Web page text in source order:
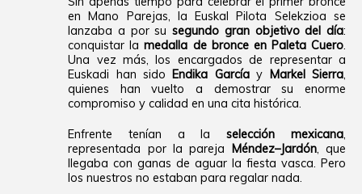
en Mano Parejas, la Euskal Pilota Selekzioa se
lanzaba a por susegundo gran objetivo del día:
conquistar lamedalla de bronce en Paleta Cuero.
Una vez más, los encargados de representar a
Euskadi han sido Endika Garcíay Markel Sierra,
quienes han vuelto a demostrar su enorme
compromiso y calidad en una cita histórica.
Enfrente tenían a laselección mexicana,
representada por la pareja Méndez–Jardón, que
llegaba con ganas de aguar la fiesta vasca. Pero
los nuestros no estaban para regalar nada.